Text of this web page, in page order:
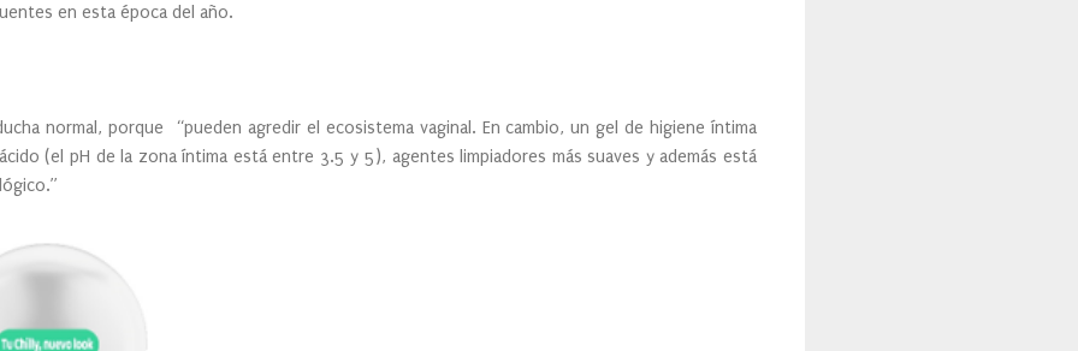
en esta época del año.
normal, porque “pueden agredir el ecosistema vaginal. En cambio, un gel de higiene íntima
(el pH de la zona íntima está entre 3.5 y 5), agentes limpiadores más suaves y además está